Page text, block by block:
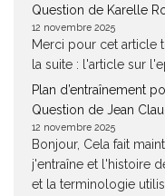
Question de Karelle
12 novembre 2025
Merci pour cet article
la suite : l'article sur
Plan d’entraînement
Question de Jean
12 novembre 2025
Bonjour, Cela fait
j'entraîne et l'histoire
et la terminologie